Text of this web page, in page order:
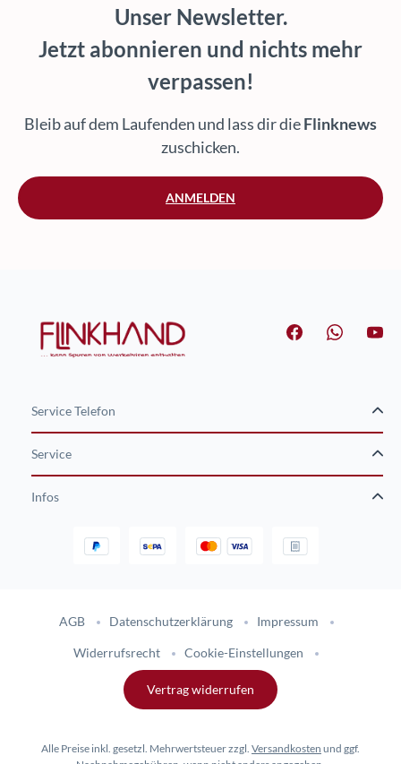
Unser Newsletter.
Jetzt abonnieren und nichts mehr
verpassen!
Bleib auf dem Laufenden und lass dir dieFlinknews
zuschicken.
ANMELDEN
Service Telefon
Service
Infos
AGB Datenschutzerklärung Impressum
Widerrufsrecht Cookie-Einstellungen
Vertrag widerrufen
Alle Preise inkl. gesetzl. Mehrwertsteuer zzgl. Versandkosten und ggf.
Gestaltung und Umsetzung des Online-Shops flinkhand-shop.de